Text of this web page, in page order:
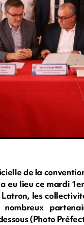
de la
eu lieu ce mardi
les
(Photo